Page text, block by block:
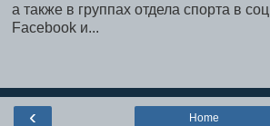
а также в группах отдела спорта в
Facebook и...
‹ Home